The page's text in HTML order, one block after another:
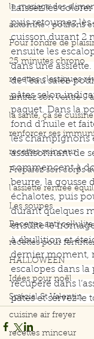
le mariage des
automne : potirons
Pour fondre de plaisir
25 minutes chrono
recettes classiques
rentrez son ventre
la santé, ça se cuisine
renforcer ses
recettes minceur
Préparez son corps
l'assiette rentrée
Les soupes
Recettes anti cellulite
recettes pour
HALLOWEEN
Idées pour noël
Spécial St Valentin
cuisine air freyer
recettes minceur
Laissez lès
puis retournez lès
cuisson durant 2
ensuite les
dans une assiette.
de l’eau salée
pâtes selon
paquet. Dans la
fond d’huile et
les champignons
assaisonnant de
commencent à
beurre, la gousse
échalotes, puis
durant quelques
ensuite le
à ébullition et
dernier moment,
escalopes dans la
récupéré dans
pâtes et servez le